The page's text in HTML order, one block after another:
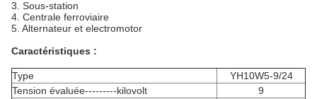
3. Sous-station
4. Centrale ferroviaire
5. Alternateur et electromotor
Caractéristiques :
Type
YH10W5-9/24
Tension évaluée---------kilovolt
9